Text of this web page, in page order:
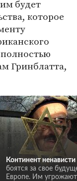
будет
которое
Гринблатта,
Континент ненависти
боятся за свое
Европе. Им угрожают